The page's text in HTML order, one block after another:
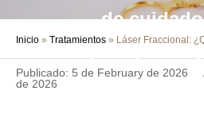
de
piel que se
esperar,
Inicio » Tratamientos » Láser Fraccional: ¿Qué es y cuáles son los 3 efectos
Publicado: 5 de February de 2026
de 2026
Cómo Llegar
Reserva Online